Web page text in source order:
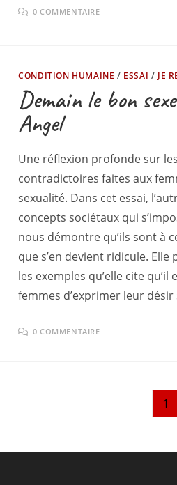
0 COMMENTAIRE
CONDITION HUMAINE / ESSAI / JE
Demain le bon
Angel
Une réflexion profonde sur
contradictoires faites aux
sexualité. Dans cet essai,
concepts sociétaux qui
nous démontre qu’ils sont à
que s’en devient ridicule.
les exemples qu’elle cite
femmes d’exprimer leur
0 COMMENTAIRE
1